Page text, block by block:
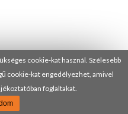
cookie-kat használ. Szélesebb
cookie-kat engedélyezhet, amivel
foglaltakat.